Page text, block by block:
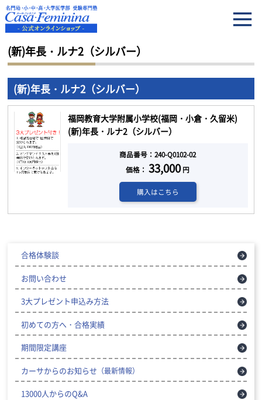
HOME (新)年長・ルナ2（シルバー）
(新)年長・ルナ2（シルバー）
(新)年長・ルナ2（シルバー）
福岡教育大学附属小学校(福岡・小倉・久留米)
(新)年長・ルナ2（シルバー）
商品番号：240-Q0102-02
価格：33,000円
購入はこちら
合格体験談
お問い合わせ
3大プレゼント申込み方法
初めての方へ・合格実績
期間限定講座
カーサからのお知らせ （最新情報）
13000人からのQ&A